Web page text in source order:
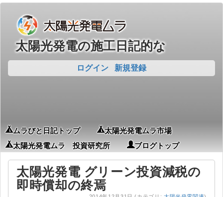
太陽光発電の施工日記的な
ログイン 新規登録
ムラびと日記トップ
太陽光発電ムラ市場
太陽光発電ムラ 投資研究所
ブログトップ
太陽光発電 グリーン投資減税の
即時償却の終焉